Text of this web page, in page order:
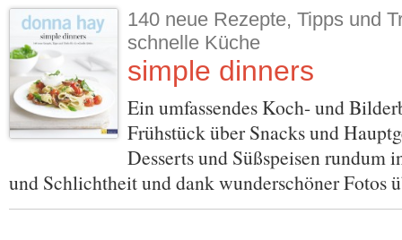
140 neue Rezepte, Tipps und
schnelle Küche
simple dinners
Ein umfassendes Koch- und
Frühstück über Snacks und
Desserts und Süßspeisen rundum
und Schlichtheit und dank wunderschöner Fotos